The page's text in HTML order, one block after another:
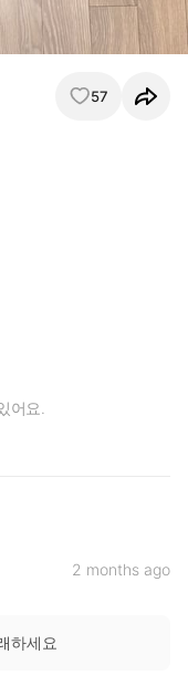
57
어요.
2 months ago
하세요